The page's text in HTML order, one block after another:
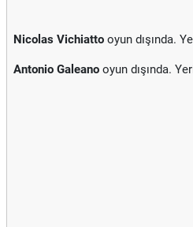
Nicolas Vichiatto oyun dışında.
Antonio Galeano oyun dışında.